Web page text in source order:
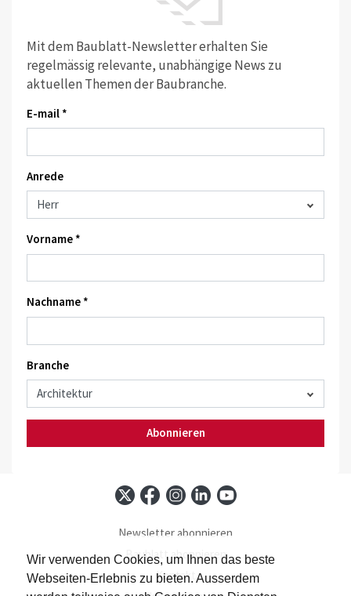
Wir verwenden Cookies, um Ihnen das beste
Webseiten-Erlebnis zu bieten. Ausserdem
Mit dem Baublatt-Newsletter erhalten Sie
regelmässig relevante, unabhängige News zu
aktuellen Themen der Baubranche.
E-mail *
Anrede
Vorname *
Nachname *
Branche
Abonnieren
Newsletter abonnieren
Baublatt abonnieren
Kontakt